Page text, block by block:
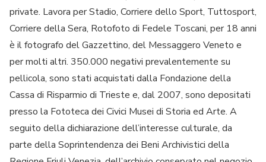
private. Lavora per Stadio, Corriere dello Sport, Tuttosport,
Corriere della Sera, Rotofoto di Fedele Toscani, per 18 anni
è il fotografo del Gazzettino, del Messaggero Veneto e
per molti altri. 350.000 negativi prevalentemente su
pellicola, sono stati acquistati dalla Fondazione della
Cassa di Risparmio di Trieste e, dal 2007, sono depositati
presso la Fototeca dei Civici Musei di Storia ed Arte. A
seguito della dichiarazione dell’interesse culturale, da
parte della Soprintendenza dei Beni Archivistici della